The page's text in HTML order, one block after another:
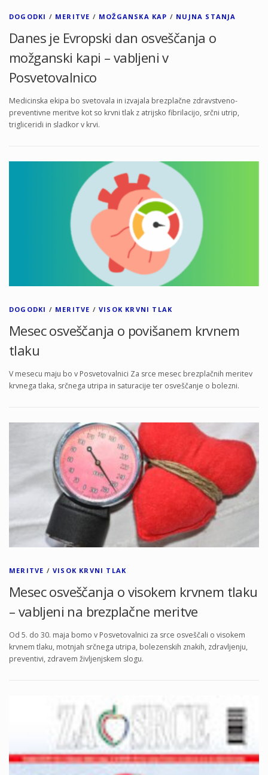
DOGODKI / MERITVE / MOŽGANSKA KAP / NUJNA STANJA
Danes je Evropski dan osveščanja o
možganski kapi – vabljeni v
Posvetovalnico
Medicinska ekipa bo svetovala in izvajala brezplačne zdravstveno-
preventivne meritve kot so krvni tlak z atrijsko fibrilacijo, srčni utrip,
trigliceridi in sladkor v krvi.
DOGODKI / MERITVE /VISOK KRVNI TLAK
Mesec osveščanja o povišanem krvnem
tlaku
V mesecu maju bo v Posvetovalnici Za srce mesec brezplačnih meritev
krvnega tlaka, srčnega utripa in saturacije ter osveščanje o bolezni.
MERITVE /VISOK KRVNI TLAK
Mesec osveščanja o visokem krvnem tlaku
– vabljeni na brezplačne meritve
Od 5. do 30. maja bomo v Posvetovalnici za srce osveščali o visokem
krvnem tlaku, motnjah srčnega utripa, bolezenskih znakih, zdravljenju,
preventivi, zdravem življenjskem slogu.